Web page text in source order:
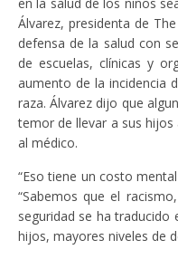
en la salud de los niños
Álvarez, presidenta de
defensa de la salud con
de escuelas, clínicas y
aumento de la incidencia
raza. Álvarez dijo que
temor de llevar a sus
al médico.
“Eso tiene un costo
“Sabemos que el
seguridad se ha traducido
hijos, mayores niveles de